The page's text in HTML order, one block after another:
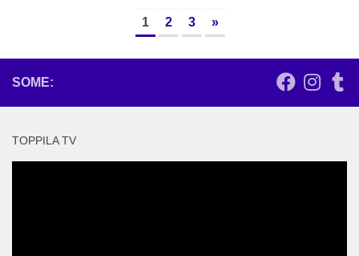
1 2 3 »
SOME:
TOPPILA TV